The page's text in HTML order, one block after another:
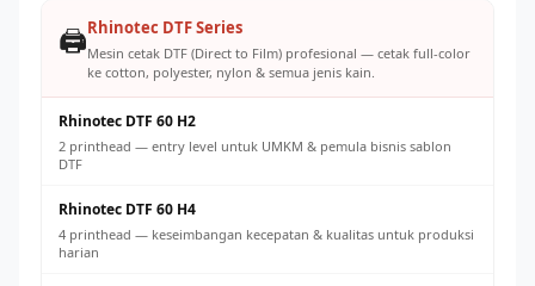
🖨️Rhinotec DTF Series
Mesin cetak DTF (Direct to Film) profesional — cetak full-color
ke cotton, polyester, nylon & semua jenis kain.
Rhinotec DTF 60 H2
2 printhead — entry level untuk UMKM & pemula bisnis sablon
DTF
Rhinotec DTF 60 H4
4 printhead — keseimbangan kecepatan & kualitas untuk produksi
harian